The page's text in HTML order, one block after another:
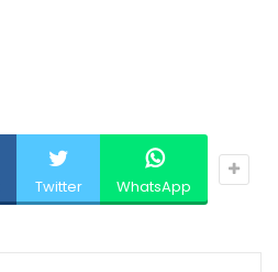
Twitter WhatsApp